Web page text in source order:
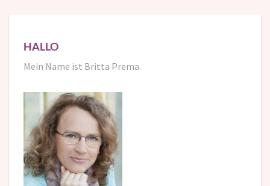
HALLO
Mein Name ist Britta Prema.